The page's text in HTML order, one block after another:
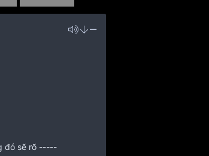
đó sẽ rõ -----